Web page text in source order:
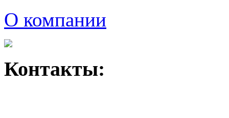
О компании
Контакты: